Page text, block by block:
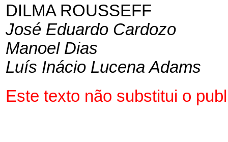
DILMA ROUSSEFF
José Eduardo Cardozo
Manoel Dias
Luís Inácio Lucena Adams
Este texto não substitui o